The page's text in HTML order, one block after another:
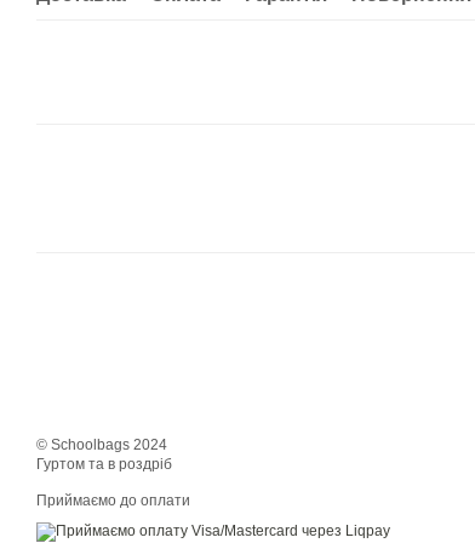
© Schoolbags 2024
Гуртом та в роздріб
Приймаємо до оплати